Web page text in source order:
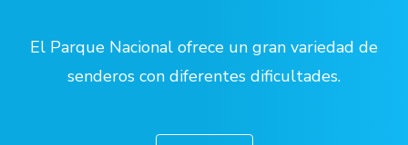
El Parque Nacional ofrece un gran variedad de
senderos con diferentes dificultades.